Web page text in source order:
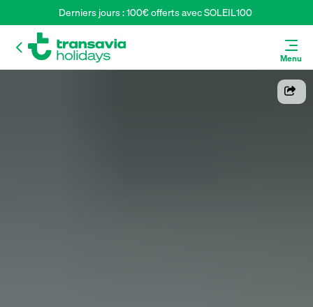
Derniers jours : 100€ offerts avec SOLEIL100
Menu